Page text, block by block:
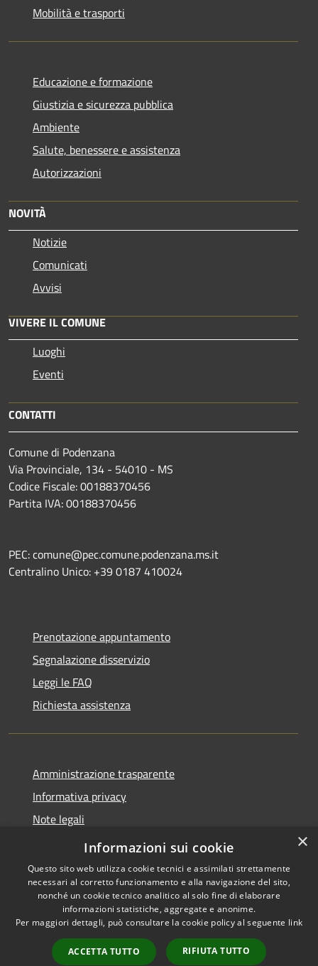
Mobilità e trasporti
Educazione e formazione
Giustizia e sicurezza pubblica
Ambiente
Salute, benessere e assistenza
Autorizzazioni
NOVITÀ
Notizie
Comunicati
Avvisi
VIVERE IL COMUNE
Luoghi
Eventi
CONTATTI
Comune di Podenzana
Via Provinciale, 134 - 54010 - MS
Codice Fiscale: 00188370456
Partita IVA: 00188370456
PEC: comune@pec.comune.podenzana.ms.it
Centralino Unico: +39 0187 410024
Prenotazione appuntamento
Segnalazione disservizio
Leggi le FAQ
Richiesta assistenza
Amministrazione trasparente
Informativa privacy
Note legali
Dichiarazione di accessibilità
Accessibilità
Copyright © 2026 • Comune di
Podenzana • Powered by
Municipium•
Accesso
×
Informazioni sui cookie
Questo sito web utilizza cookie tecnici e assimilati strettamente
necessari al corretto funzionamento e alla navigazione del sito,
nonché un cookie tecnico analitico al solo fine di elaborare
informazioni statistiche, aggregate e anonime.
Per maggiori dettagli, può consultare la cookie policy al seguente link
ACCETTA TUTTO RIFIUTA TUTTO